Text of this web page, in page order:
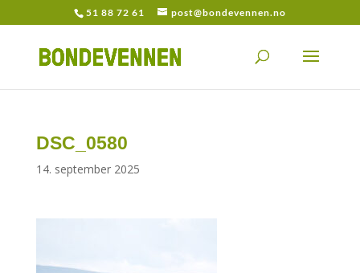
51 88 72 61 post@bondevennen.no
DSC_0580
14. september 2025